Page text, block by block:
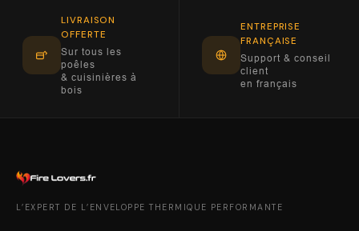
LIVRAISON
OFFERTE
Sur tous les
poêles
& cuisinières à
bois
ENTREPRISE
FRANÇAISE
Support & conseil
client
en français
L’EXPERT DE L’ENVELOPPE THERMIQUE PERFORMANTE